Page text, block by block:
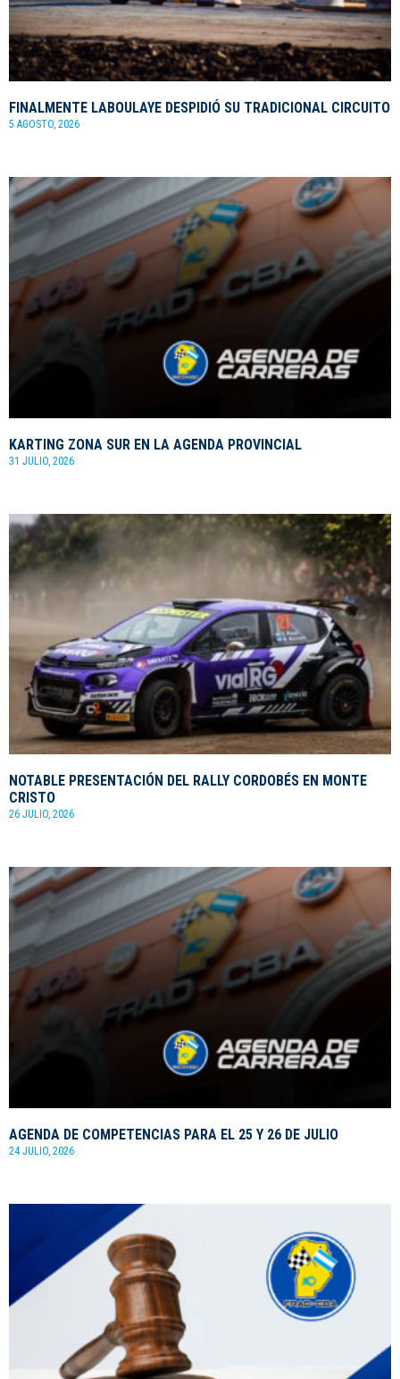
FINALMENTE LABOULAYE DESPIDIÓ SU TRADICIONAL CIRCUITO
5 AGOSTO, 2026
KARTING ZONA SUR EN LA AGENDA PROVINCIAL
31 JULIO, 2026
NOTABLE PRESENTACIÓN DEL RALLY CORDOBÉS EN MONTE
CRISTO
26 JULIO, 2026
AGENDA DE COMPETENCIAS PARA EL 25 Y 26 DE JULIO
24 JULIO, 2026